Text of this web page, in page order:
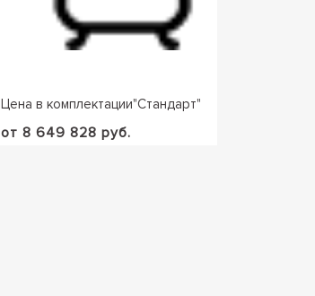
Цена в комплектации"Стандарт"
от 8 649 828 руб.